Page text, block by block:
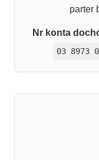
parter
Nr konta
03 8973